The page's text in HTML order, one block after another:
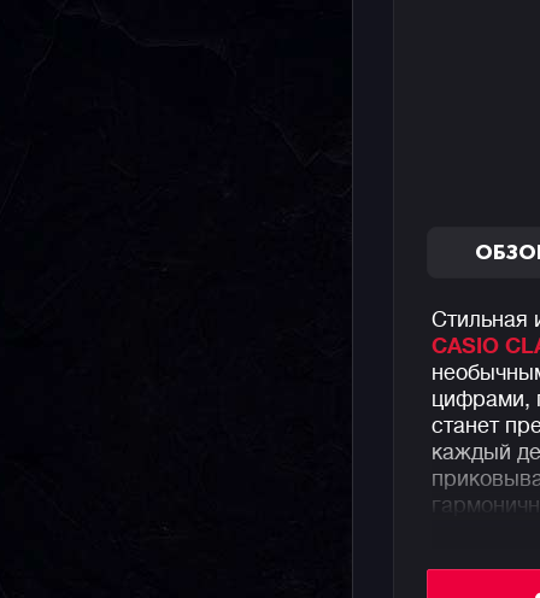
Стильная
CASIO
цифрами,
станет
каждый